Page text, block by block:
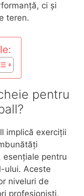
ci și
teren.
pentru
implică exerciții
esențiale pentru
ului. Aceste
niveluri de
profesioniști,